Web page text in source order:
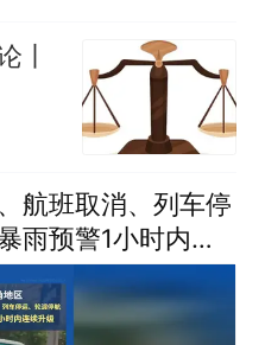
丨
航班取消、列车停
雨预警1小时内连